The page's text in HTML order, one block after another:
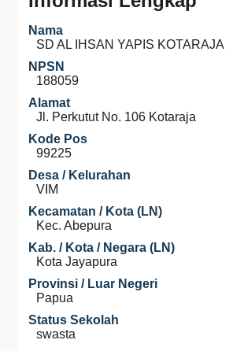
Nama
SD AL IHSAN YAPIS KOTARAJA
NPSN
188059
Alamat
Jl. Perkutut No. 106 Kotaraja
Kode Pos
99225
Desa / Kelurahan
VIM
Kecamatan / Kota (LN)
Kec. Abepura
Kab. / Kota / Negara (LN)
Kota Jayapura
Provinsi / Luar Negeri
Papua
Status Sekolah
swasta